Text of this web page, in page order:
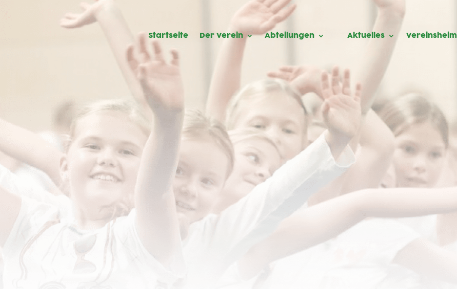
Startseite Der Verein Abteilungen Aktuelles Vereinsheim